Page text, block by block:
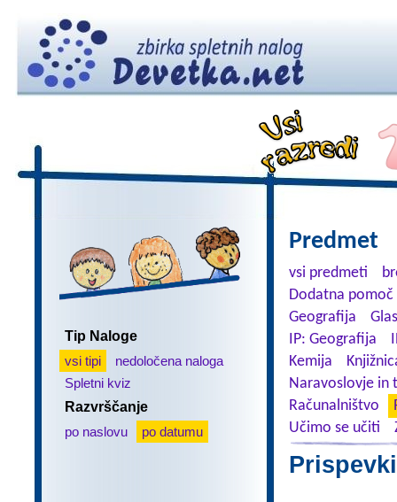
Tip Naloge
vsi tipi
nedoločena naloga
Spletni kviz
Razvrščanje
po naslovu
po datumu
Predmet
vsi predmeti
Dodatna
Geografija
IP: Geografija
Kemija
Naravoslovje in
Računalništvo
Učimo se učiti